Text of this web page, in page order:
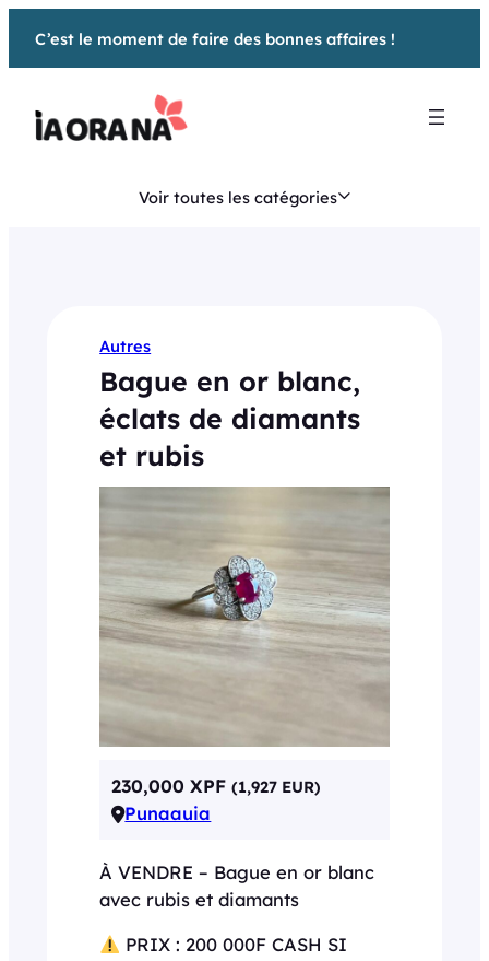
C’est le moment de faire des bonnes affaires !
Voir toutes les catégories
Autres
Bague en or blanc,
éclats de diamants
et rubis
230,000 XPF(1,927 EUR)
Punaauia
À VENDRE – Bague en or blanc
avec rubis et diamants
PRIX : 200 000F CASH SI